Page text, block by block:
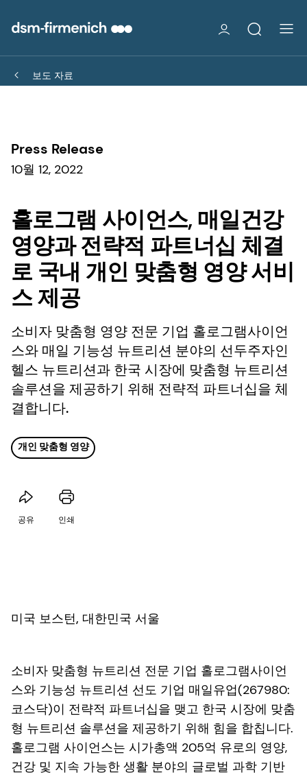
보도 자료
Press Release
10월 12, 2022
홀로그램 사이언스, 매일건강
영양과 전략적 파트너십 체결
로 국내 개인 맞춤형 영양 서비
스 제공
소비자 맞춤형 영양 전문 기업 홀로그램사이언
스와 매일 기능성 뉴트리션 분야의 선두주자인
헬스 뉴트리션과 한국 시장에 맞춤형 뉴트리션
솔루션을 제공하기 위해 전략적 파트너십을 체
결합니다.
개인 맞춤형 영양
공유 인쇄
미국 보스턴, 대한민국 서울
소비자 맞춤형 뉴트리션 전문 기업 홀로그램사이언
스와 기능성 뉴트리션 선도 기업 매일유업(267980:
코스닥)이 전략적 파트너십을 맺고 한국 시장에 맞춤
형 뉴트리션 솔루션을 제공하기 위해 힘을 합칩니다.
홀로그램 사이언스는 시가총액 205억 유로의 영양,
건강 및 지속 가능한 생활 분야의 글로벌 과학 기반